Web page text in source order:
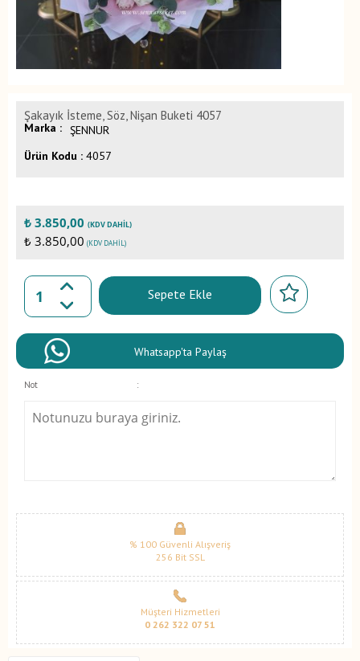
Şakayık İsteme, Söz, Nişan Buketi 4057
Marka : ŞENNUR
Ürün Kodu : 4057
₺ 3.850,00 (KDV DAHIL)
₺ 3.850,00 (KDV DAHIL)
Sepete Ekle
Whatsapp'ta Paylaş
Not :
% 100 Güvenli Alışveriş
256 Bit SSL
Müşteri Hizmetleri
0 262 322 07 51